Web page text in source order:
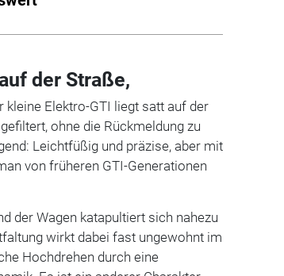
der Straße,
kleine Elektro-GTI liegt satt auf der
ohne die Rückmeldung zu
Leichtfüßig und präzise, aber mit
von früheren GTI-Generationen
der Wagen katapultiert sich nahezu
wirkt dabei fast ungewohnt im
Hochdrehen durch eine